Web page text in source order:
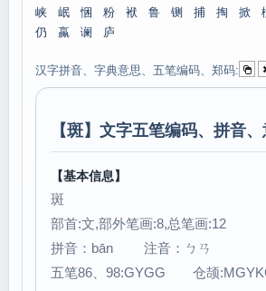
峡
岷 悃 粉 袱 鲁 铡 捕 掏 掀
仍
蠃 谰 庐
汉字拼音、字典意思、五笔编码、郑码:
【斑】文字五笔编码、拼音
【基本信息】
斑
部首:文,部外笔画:8,总笔画:12
拼音：bān 注音：ㄅㄢ
五笔86、98:GYGG 仓颉